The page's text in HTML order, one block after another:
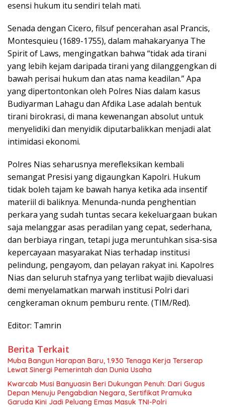
esensi hukum itu sendiri telah mati.
Senada dengan Cicero, filsuf pencerahan asal Prancis,
Montesquieu (1689-1755), dalam mahakaryanya The
Spirit of Laws, mengingatkan bahwa “tidak ada tirani
yang lebih kejam daripada tirani yang dilanggengkan di
bawah perisai hukum dan atas nama keadilan.” Apa
yang dipertontonkan oleh Polres Nias dalam kasus
Budiyarman Lahagu dan Afdika Lase adalah bentuk
tirani birokrasi, di mana kewenangan absolut untuk
menyelidiki dan menyidik diputarbalikkan menjadi alat
intimidasi ekonomi.
Polres Nias seharusnya merefleksikan kembali
semangat Presisi yang digaungkan Kapolri. Hukum
tidak boleh tajam ke bawah hanya ketika ada insentif
materiil di baliknya. Menunda-nunda penghentian
perkara yang sudah tuntas secara kekeluargaan bukan
saja melanggar asas peradilan yang cepat, sederhana,
dan berbiaya ringan, tetapi juga meruntuhkan sisa-sisa
kepercayaan masyarakat Nias terhadap institusi
pelindung, pengayom, dan pelayan rakyat ini. Kapolres
Nias dan seluruh stafnya yang terlibat wajib dievaluasi
demi menyelamatkan marwah institusi Polri dari
cengkeraman oknum pemburu rente. (TIM/Red).
Editor: Tamrin
Berita Terkait
Muba Bangun Harapan Baru, 1.930 Tenaga Kerja Terserap
Lewat Sinergi Pemerintah dan Dunia Usaha
Kwarcab Musi Banyuasin Beri Dukungan Penuh: Dari Gugus
Depan Menuju Pengabdian Negara, Sertifikat Pramuka
Garuda Kini Jadi Peluang Emas Masuk TNI-Polri